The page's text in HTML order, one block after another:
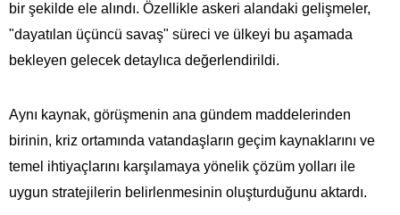
bir şekilde ele alındı. Özellikle askeri alandaki gelişmeler,
"dayatılan üçüncü savaş" süreci ve ülkeyi bu aşamada
bekleyen gelecek detaylıca değerlendirildi.
Aynı kaynak, görüşmenin ana gündem maddelerinden
birinin, kriz ortamında vatandaşların geçim kaynaklarını ve
temel ihtiyaçlarını karşılamaya yönelik çözüm yolları ile
uygun stratejilerin belirlenmesinin oluşturduğunu aktardı.